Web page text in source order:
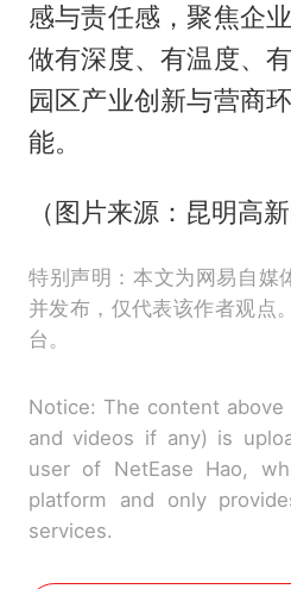
感与责任感，聚焦企
做有深度、有温度、
园区产业创新与营商
能。
（图片来源：昆明高新
特别声明：本文为网易自媒
并发布，仅代表该作者观点
台。
Notice: The content
and videos if any) is
user of NetEase Hao,
platform and only
services.